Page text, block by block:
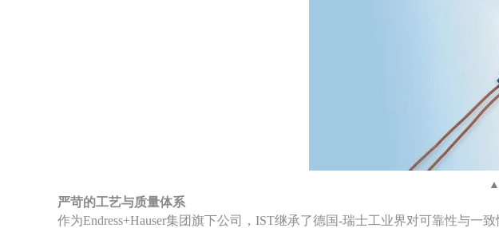
严苛的工艺与质量体系
作为Endress+Hauser集团旗下公司，IST继承了德国-瑞士工业界对可靠性与